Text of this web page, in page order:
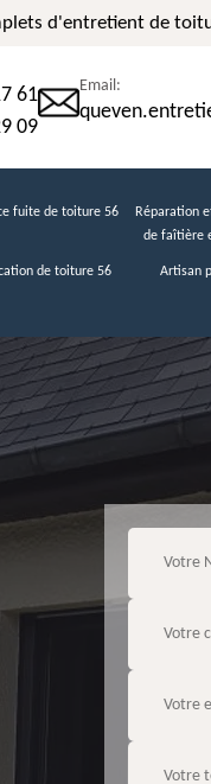
d'entretient de
61
09
Email:
fuite de toiture 56
Réparation
de faîtière
de toiture 56 Artisan